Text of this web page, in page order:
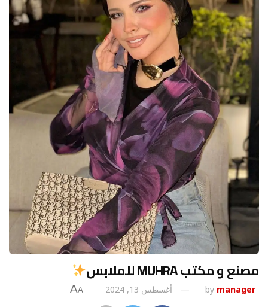
مصنع و مكتب MUHRA للملابس
by manager أغسطس 13, 2024 A
A